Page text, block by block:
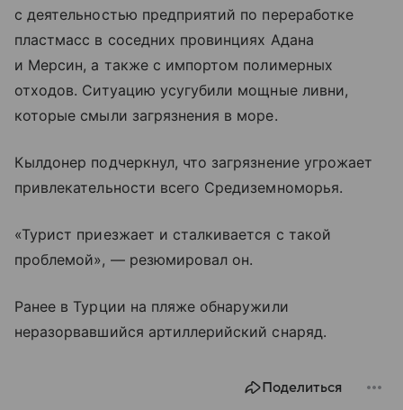
с деятельностью предприятий по переработке
пластмасс в соседних провинциях Адана
и Мерсин, а также с импортом полимерных
отходов. Ситуацию усугубили мощные ливни,
которые смыли загрязнения в море.
Кылдонер подчеркнул, что загрязнение угрожает
привлекательности всего Средиземноморья.
«Турист приезжает и сталкивается с такой
проблемой», — резюмировал он.
Ранее в Турции на пляже обнаружили
неразорвавшийся артиллерийский снаряд.
Поделиться